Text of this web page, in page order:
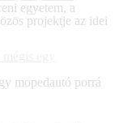
egyetem, a
projektje az idei
mopedautó porrá